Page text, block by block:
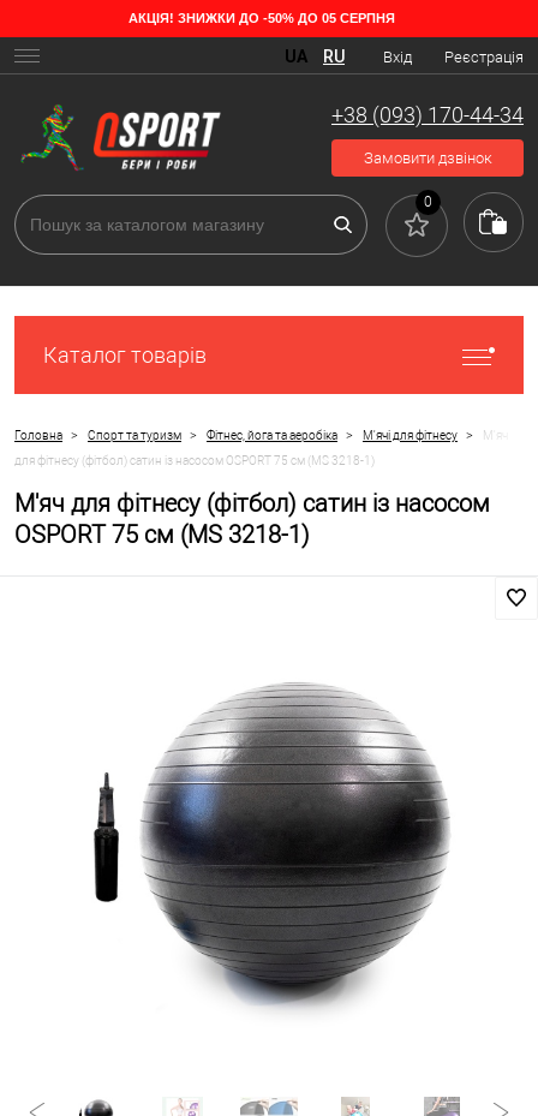
АКЦІЯ! ЗНИЖКИ ДО -50% ДО 05 СЕРПНЯ
Вхід Реєстрація
UA RU
+38 (093) 170-44-34
Замовити дзвінок
0
Каталог товарів
Головна > Спорт та туризм > Фітнес, йога та аеробіка > М'ячі для фітнесу >
М'яч
для фітнесу (фітбол) сатин із насосом OSPORT 75 см (MS 3218-1)
М'яч для фітнесу (фітбол) сатин із насосом
OSPORT 75 см (MS 3218-1)